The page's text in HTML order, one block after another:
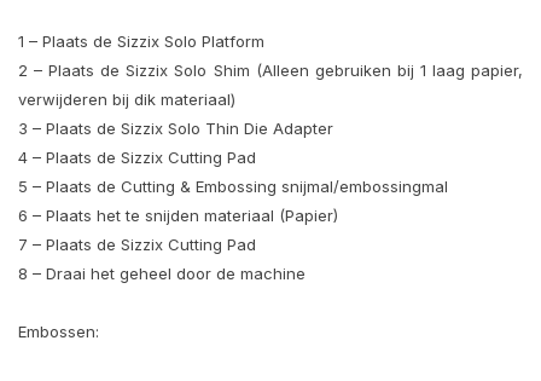
1 – Plaats de Sizzix Solo Platform
2 – Plaats de Sizzix Solo Shim (Alleen gebruiken bij 1 laag papier,
verwijderen bij dik materiaal)
3 – Plaats de Sizzix Solo Thin Die Adapter
4 – Plaats de Sizzix Cutting Pad
5 – Plaats de Cutting & Embossing snijmal/embossingmal
6 – Plaats het te snijden materiaal (Papier)
7 – Plaats de Sizzix Cutting Pad
8 – Draai het geheel door de machine
Embossen: